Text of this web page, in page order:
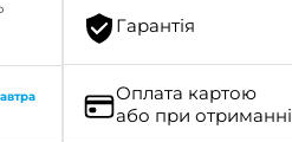
Гарантія
Оплата картою
або при отриманні